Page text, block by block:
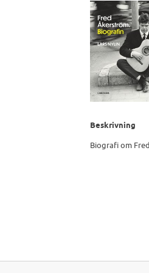
Beskrivning
Biografi om